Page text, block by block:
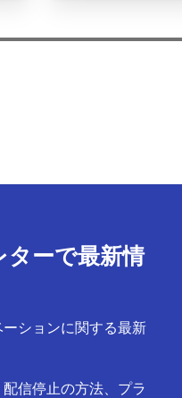
ターで最新情
ションに関する最新
信停止の方法、プラ